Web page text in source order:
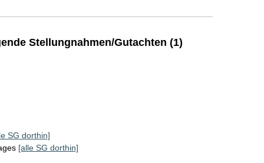
Stellungnahmen/Gutachten (1)
SG dorthin]
[alle SG dorthin]